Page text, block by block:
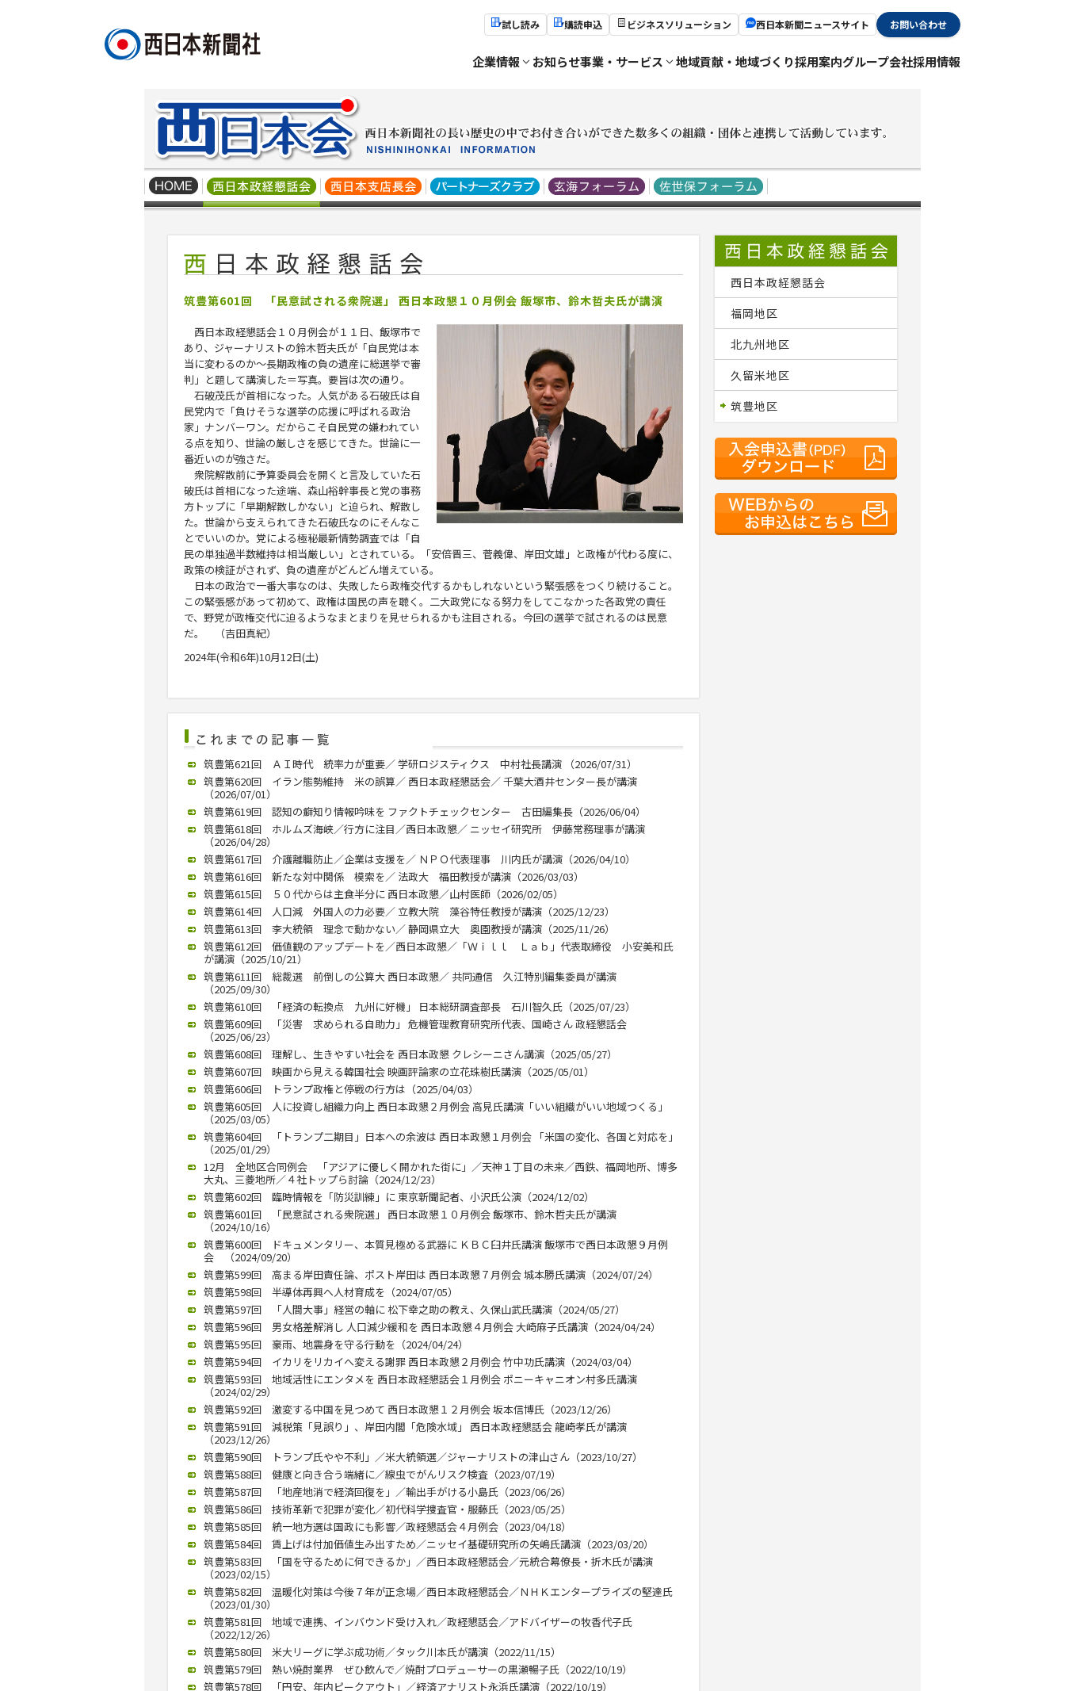
試し読み 購読申込 ビジネスソリューション 西日本新聞ニュースサイト お問い合わせ
企業情報 お知らせ事業・サービス 地域貢献・地域づくり採用案内グループ会社採用情報
筑豊第601回 「民意試される衆院選」 西日本政懇１０月例会 飯塚市、鈴木哲夫氏が講演
西日本政経懇話会１０月例会が１１日、飯塚市で
あり、ジャーナリストの鈴木哲夫氏が「自民党は本
当に変わるのか～長期政権の負の遺産に総選挙で審
判」と題して講演した＝写真。要旨は次の通り。
石破茂氏が首相になった。人気がある石破氏は自
民党内で「負けそうな選挙の応援に呼ばれる政治
家」ナンバーワン。だからこそ自民党の嫌われてい
る点を知り、世論の厳しさを感じてきた。世論に一
番近いのが強さだ。
衆院解散前に予算委員会を開くと言及していた石
破氏は首相になった途端、森山裕幹事長と党の事務
方トップに「早期解散しかない」と迫られ、解散し
た。世論から支えられてきた石破氏なのにそんなこ
とでいいのか。党による極秘最新情勢調査では「自
民の単独過半数維持は相当厳しい」とされている。「安倍晋三、菅義偉、岸田文雄」と政権が代わる度に、
政策の検証がされず、負の遺産がどんどん増えている。
日本の政治で一番大事なのは、失敗したら政権交代するかもしれないという緊張感をつくり続けること。
この緊張感があって初めて、政権は国民の声を聴く。二大政党になる努力をしてこなかった各政党の責任
で、野党が政権交代に迫るようなまとまりを見せられるかも注目される。今回の選挙で試されるのは民意
だ。
（吉田真紀）
2024年(令和6年)10月12日(土)
筑豊第621回 ＡＩ時代 統率力が重要／ 学研ロジスティクス 中村社長講演 （2026/07/31）
筑豊第620回 イラン態勢維持 米の誤算／ 西日本政経懇話会／ 千葉大酒井センター長が講演
（2026/07/01）
筑豊第619回 認知の癖知り情報吟味を ファクトチェックセンター 古田編集長（2026/06/04）
筑豊第618回 ホルムズ海峡／行方に注目／西日本政懇／ ニッセイ研究所 伊藤常務理事が講演
（2026/04/28）
筑豊第617回 介護離職防止／企業は支援を／ ＮＰＯ代表理事 川内氏が講演（2026/04/10）
筑豊第616回 新たな対中関係 模索を／ 法政大 福田教授が講演（2026/03/03）
筑豊第615回 ５０代からは主食半分に 西日本政懇／山村医師（2026/02/05）
筑豊第614回 人口減 外国人の力必要／ 立教大院 藻谷特任教授が講演（2025/12/23）
筑豊第613回 李大統領 理念で動かない／ 静岡県立大 奥園教授が講演（2025/11/26）
筑豊第612回 価値観のアップデートを／西日本政懇／「Ｗｉｌｌ Ｌａｂ」代表取締役 小安美和氏
が講演（2025/10/21）
筑豊第611回 総裁選 前倒しの公算大 西日本政懇／ 共同通信 久江特別編集委員が講演
（2025/09/30）
筑豊第610回 「経済の転換点 九州に好機」 日本総研調査部長 石川智久氏（2025/07/23）
筑豊第609回 「災害 求められる自助力」 危機管理教育研究所代表、国崎さん 政経懇話会
（2025/06/23）
筑豊第608回 理解し、生きやすい社会を 西日本政懇 クレシーニさん講演（2025/05/27）
筑豊第607回 映画から見える韓国社会 映画評論家の立花珠樹氏講演（2025/05/01）
筑豊第606回 トランプ政権と停戦の行方は（2025/04/03）
筑豊第605回 人に投資し組織力向上 西日本政懇２月例会 高見氏講演「いい組織がいい地域つくる」
（2025/03/05）
筑豊第604回 「トランプ二期目」日本への余波は 西日本政懇１月例会 「米国の変化、各国と対応を」
（2025/01/29）
12月 全地区合同例会 「アジアに優しく開かれた街に」／天神１丁目の未来／西鉄、福岡地所、博多
大丸、三菱地所／４社トップら討論（2024/12/23）
筑豊第602回 臨時情報を「防災訓練」に 東京新聞記者、小沢氏公演（2024/12/02）
筑豊第601回 「民意試される衆院選」 西日本政懇１０月例会 飯塚市、鈴木哲夫氏が講演
（2024/10/16）
筑豊第600回 ドキュメンタリー、本質見極める武器に ＫＢＣ臼井氏講演 飯塚市で西日本政懇９月例
会 （2024/09/20）
筑豊第599回 高まる岸田責任論、ポスト岸田は 西日本政懇７月例会 城本勝氏講演（2024/07/24）
筑豊第598回 半導体再興へ人材育成を（2024/07/05）
筑豊第597回 「人間大事」経営の軸に 松下幸之助の教え、久保山武氏講演（2024/05/27）
筑豊第596回 男女格差解消し 人口減少緩和を 西日本政懇４月例会 大崎麻子氏講演（2024/04/24）
筑豊第595回 豪雨、地震身を守る行動を（2024/04/24）
筑豊第594回 イカリをリカイへ変える謝罪 西日本政懇２月例会 竹中功氏講演（2024/03/04）
筑豊第593回 地域活性にエンタメを 西日本政経懇話会１月例会 ポニーキャニオン村多氏講演
（2024/02/29）
筑豊第592回 激変する中国を見つめて 西日本政懇１２月例会 坂本信博氏（2023/12/26）
筑豊第591回 減税策「見誤り」、岸田内閣「危険水域」 西日本政経懇話会 龍崎孝氏が講演
（2023/12/26）
筑豊第590回 トランプ氏やや不利」／米大統領選／ジャーナリストの津山さん（2023/10/27）
筑豊第588回 健康と向き合う端緒に／線虫でがんリスク検査（2023/07/19）
筑豊第587回 「地産地消で経済回復を」／輸出手がける小島氏（2023/06/26）
筑豊第586回 技術革新で犯罪が変化／初代科学捜査官・服藤氏（2023/05/25）
筑豊第585回 統一地方選は国政にも影響／政経懇話会４月例会（2023/04/18）
筑豊第584回 賃上げは付加価値生み出すため／ニッセイ基礎研究所の矢嶋氏講演（2023/03/20）
筑豊第583回 「国を守るために何できるか」／西日本政経懇話会／元統合幕僚長・折木氏が講演
（2023/02/15）
筑豊第582回 温暖化対策は今後７年が正念場／西日本政経懇話会／ＮＨＫエンタープライズの堅達氏
（2023/01/30）
筑豊第581回 地域で連携、インバウンド受け入れ／政経懇話会／アドバイザーの牧香代子氏
（2022/12/26）
筑豊第580回 米大リーグに学ぶ成功術／タック川本氏が講演（2022/11/15）
筑豊第579回 熱い焼酎業界 ぜひ飲んで／焼酎プロデューサーの黒瀬暢子氏（2022/10/19）
筑豊第578回 「円安、年内ピークアウト」／経済アナリスト永浜氏講演（2022/10/19）
西日本政経懇話会
福岡地区
北九州地区
久留米地区
筑豊地区